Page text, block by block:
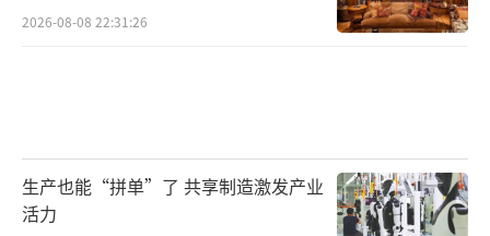
2026-08-08 22:31:26
生产也能“拼单”了 共享制造激发产业
活力